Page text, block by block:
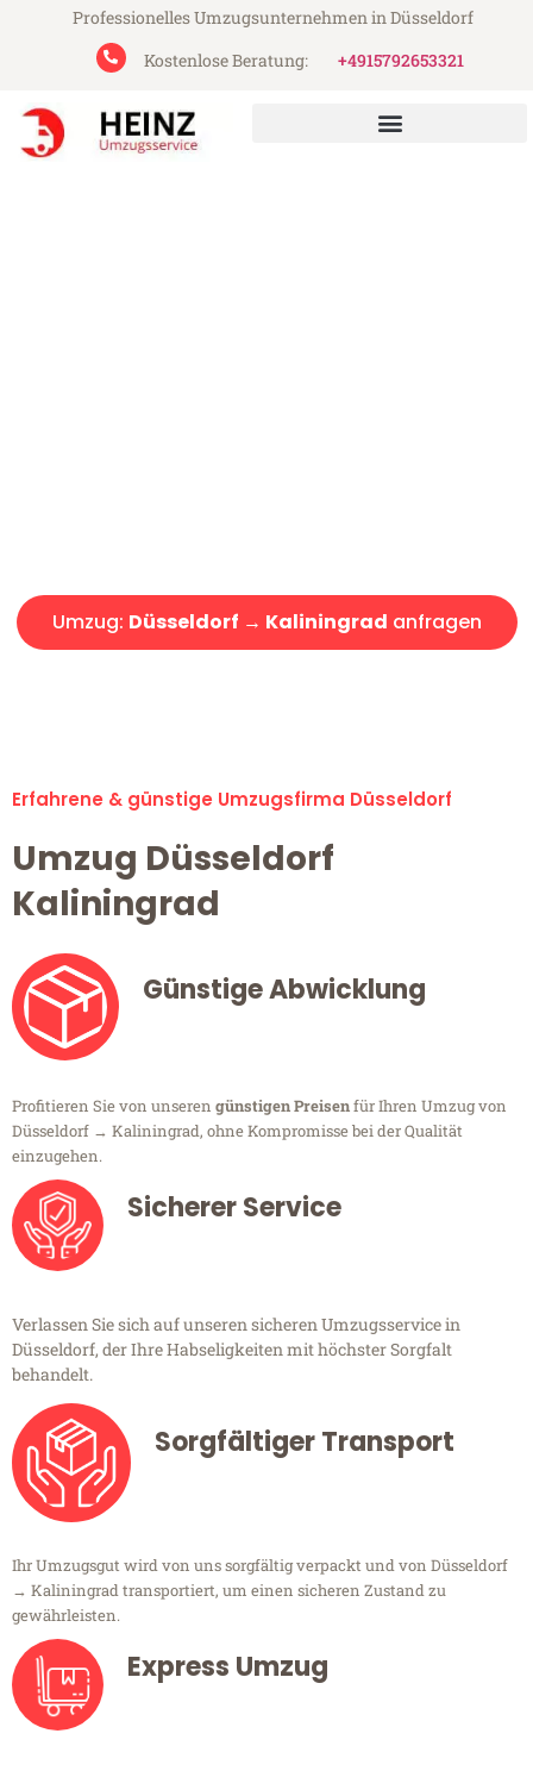
Professionelles Umzugsunternehmen in Düsseldorf
Kostenlose Beratung:
+4915792653321
Umzug: Düsseldorf → Kaliningrad anfragen
Erfahrene & günstige Umzugsfirma Düsseldorf
Umzug Düsseldorf
Kaliningrad
Günstige Abwicklung
Profitieren Sie von unseren günstigen Preisenfür Ihren Umzug von
Düsseldorf → Kaliningrad, ohne Kompromisse bei der Qualität
einzugehen.
Sicherer Service
Verlassen Sie sich auf unseren sicheren Umzugsservice in
Düsseldorf, der Ihre Habseligkeiten mit höchster Sorgfalt
behandelt.
Sorgfältiger Transport
Ihr Umzugsgut wird von uns sorgfältig verpackt und von Düsseldorf
→ Kaliningrad transportiert, um einen sicheren Zustand zu
gewährleisten.
Express Umzug